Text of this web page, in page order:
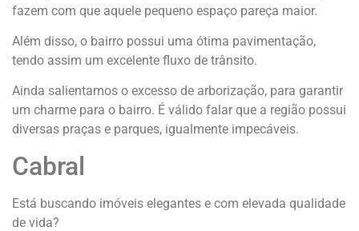
fazem com que aquele pequeno espaço pareça maior.
Além disso, o bairro possui uma ótima pavimentação,
tendo assim um excelente fluxo de trânsito.
Ainda salientamos o excesso de arborização, para garantir
um charme para o bairro. É válido falar que a região possui
diversas praças e parques, igualmente impecáveis.
Cabral
Está buscando imóveis elegantes e com elevada qualidade
de vida?